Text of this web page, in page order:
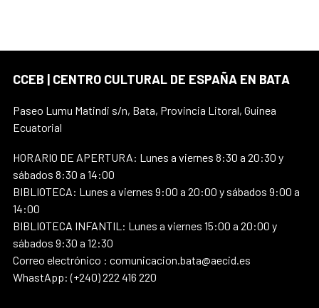
CCEB | CENTRO CULTURAL DE ESPAÑA EN BATA
Paseo Lumu Matindi s/n, Bata, Provincia Litoral, Guinea
Ecuatorial
HORARIO DE APERTURA: Lunes a viernes 8:30 a 20:30 y
sábados 8:30 a 14:00
BIBLIOTECA: Lunes a viernes 9:00 a 20:00 y sábados 9:00 a
14:00
BIBLIOTECA INFANTIL: Lunes a viernes 15:00 a 20:00 y
sábados 9:30 a 12:30
Correo electrónico : comunicacion.bata@aecid.es
WhastApp: (+240) 222 416 220